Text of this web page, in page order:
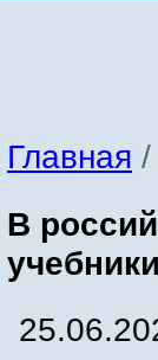
Главная /
В